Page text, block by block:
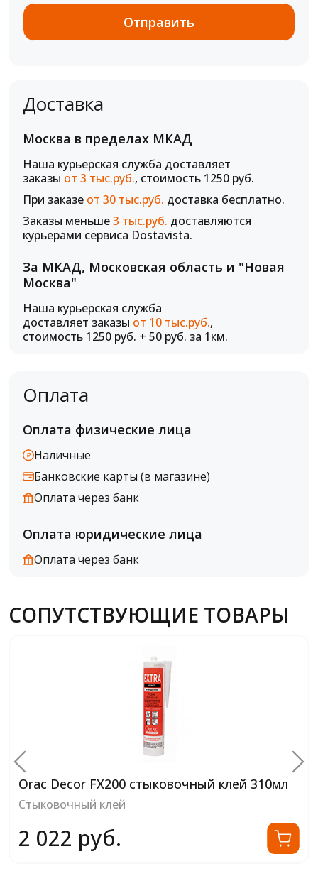
Доставка
Москва в пределах МКАД
Наша курьерская служба доставляет
заказы от 3 тыс.руб., стоимость 1250 руб.
При заказе от 30 тыс.руб. доставка бесплатно.
Заказы меньше3 тыс.руб. доставляются
курьерами сервиса Dostavista.
За МКАД, Московская область и "Новая
Москва"
Наша курьерская служба
доставляет заказы от 10 тыс.руб.,
стоимость 1250 руб. + 50 руб. за 1км.
Оплата
Оплата физические лица
Наличные
Банковские карты (в магазине)
Оплата через банк
Оплата юридические лица
Оплата через банк
СОПУТСТВУЮЩИЕ ТОВАРЫ
Orac Decor FX200 стыковочный клей 310мл
Стыковочный клей
2 022 руб.